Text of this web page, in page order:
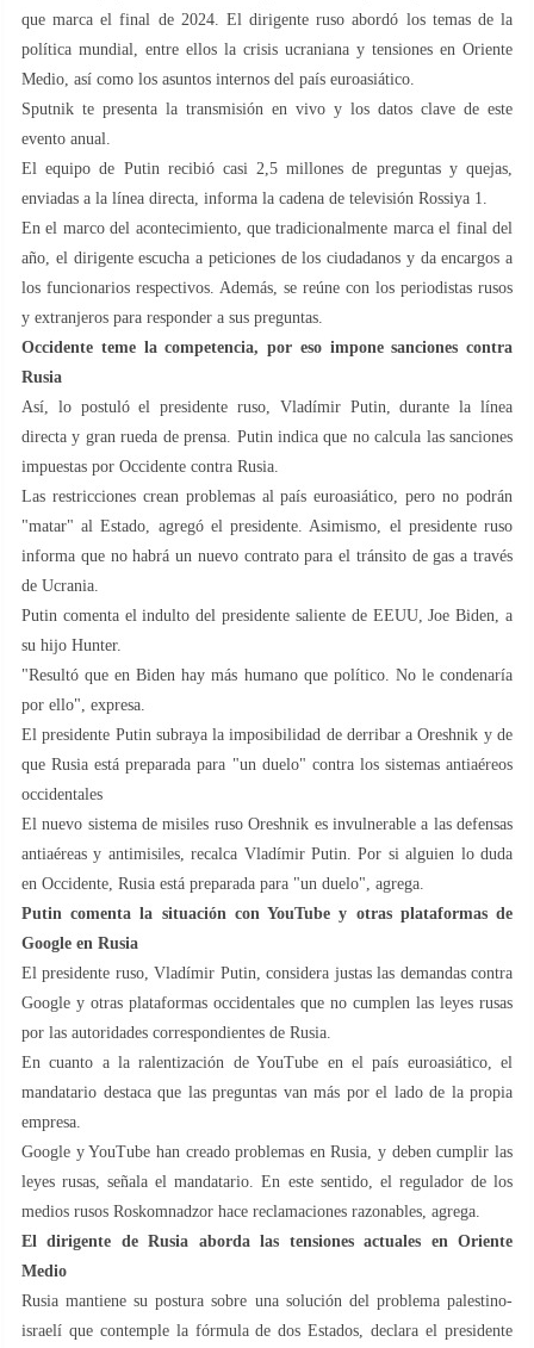
que marca el final de 2024. El dirigente ruso abordó los temas de la
política mundial, entre ellos la crisis ucraniana y tensiones en Oriente
Medio, así como los asuntos internos del país euroasiático.
Sputnik te presenta la transmisión en vivo y los datos clave de este
evento anual.
El equipo de Putin recibió casi 2,5 millones de preguntas y quejas,
enviadas a la línea directa, informa la cadena de televisión Rossiya 1.
En el marco del acontecimiento, que tradicionalmente marca el final del
año, el dirigente escucha a peticiones de los ciudadanos y da encargos a
los funcionarios respectivos. Además, se reúne con los periodistas rusos
y extranjeros para responder a sus preguntas.
Occidente teme la competencia, por eso impone sanciones contra
Rusia
Así, lo postuló el presidente ruso, Vladímir Putin, durante la línea
directa y gran rueda de prensa. Putin indica que no calcula las sanciones
impuestas por Occidente contra Rusia.
Las restricciones crean problemas al país euroasiático, pero no podrán
"matar" al Estado, agregó el presidente. Asimismo, el presidente ruso
informa que no habrá un nuevo contrato para el tránsito de gas a través
de Ucrania.
Putin comenta el indulto del presidente saliente de EEUU, Joe Biden, a
su hijo Hunter.
"Resultó que en Biden hay más humano que político. No le condenaría
por ello", expresa.
El presidente Putin subraya la imposibilidad de derribar a Oreshnik y de
que Rusia está preparada para "un duelo" contra los sistemas antiaéreos
occidentales
El nuevo sistema de misiles ruso Oreshnik es invulnerable a las defensas
antiaéreas y antimisiles, recalca Vladímir Putin. Por si alguien lo duda
en Occidente, Rusia está preparada para "un duelo", agrega.
Putin comenta la situación con YouTube y otras plataformas de
Google en Rusia
El presidente ruso, Vladímir Putin, considera justas las demandas contra
Google y otras plataformas occidentales que no cumplen las leyes rusas
por las autoridades correspondientes de Rusia.
En cuanto a la ralentización de YouTube en el país euroasiático, el
mandatario destaca que las preguntas van más por el lado de la propia
empresa.
Google y YouTube han creado problemas en Rusia, y deben cumplir las
leyes rusas, señala el mandatario. En este sentido, el regulador de los
medios rusos Roskomnadzor hace reclamaciones razonables, agrega.
El dirigente de Rusia aborda las tensiones actuales en Oriente
Medio
Rusia mantiene su postura sobre una solución del problema palestino-
israelí que contemple la fórmula de dos Estados, declara el presidente